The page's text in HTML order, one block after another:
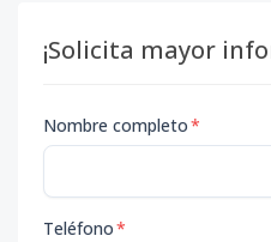
¡Solicita mayor
Nombre completo*
Teléfono*